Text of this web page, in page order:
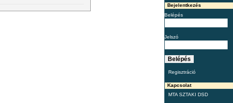
Bejelentkezés
Belépés
Jelszó
Regisztráció
Kapcsolat
MTA SZTAKI DSD